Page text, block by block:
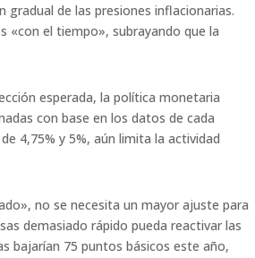
de las presiones inflacionarias.
«con el tiempo», subrayando que la
esperada, la política monetaria
con base en los datos de cada
4,75% y 5%, aún limita la actividad
no se necesita un mayor ajuste para
demasiado rápido pueda reactivar las
bajarían 75 puntos básicos este año,